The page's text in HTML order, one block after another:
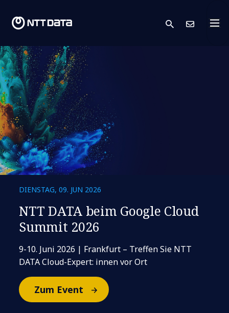
search
DIENSTAG, 09. JUN 2026
NTT DATA beim Google Cloud
Summit 2026
9-10. Juni 2026 | Frankfurt – Treffen Sie NTT
DATA Cloud-Expert: innen vor Ort
Zum Event